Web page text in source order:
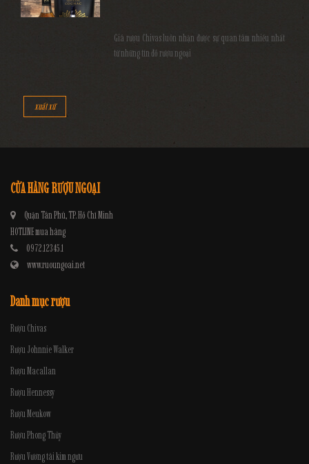
Giá rượu Chivas luôn nhận được sự quan tâm nhiều nhất
từ những tín đồ rượu ngoại
xuất xứ
CỬA HÀNG RƯỢU NGOẠI
Quận Tân Phú, TP. Hồ Chí Minh
HOTLINE mua hàng
0972.12345.1
www.ruoungoai.net
Danh mục rượu
Rượu Chivas
Rượu Johnnie Walker
Rượu Macallan
Rượu Hennessy
Rượu Meukow
Rượu Phong Thủy
Rượu Vương tài kim ngưu